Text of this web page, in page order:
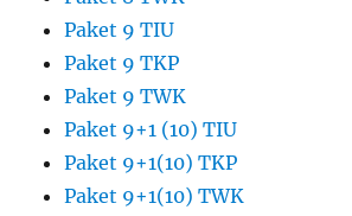
Paket 9 TIU
Paket 9 TKP
Paket 9 TWK
Paket 9+1 (10) TIU
Paket 9+1(10) TKP
Paket 9+1(10) TWK